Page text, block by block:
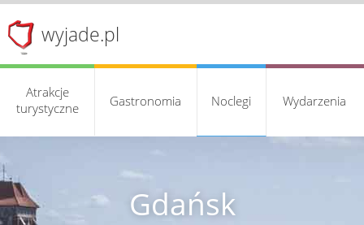
wyjade.pl
Atrakcje
turystyczne
Gastronomia Noclegi Wydarzenia
Gdańsk